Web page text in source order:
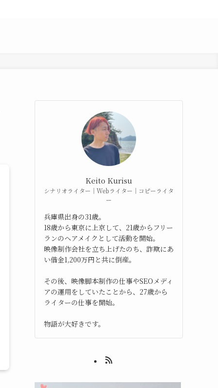
Keito Kurisu
シナリオライター｜Webライター｜コピーライタ
ー
兵庫県出身の31歳。
18歳から東京に上京して、21歳からフリー
ランのヘアメイクとして活動を開始。
映像制作会社を立ち上げたのち、詐欺にあ
い借金1,200万円と共に倒産。
その後、映像脚本制作の仕事やSEOメディ
アの運用をしていたことから、27歳から
ライターの仕事を開始。
物語が大好きです。